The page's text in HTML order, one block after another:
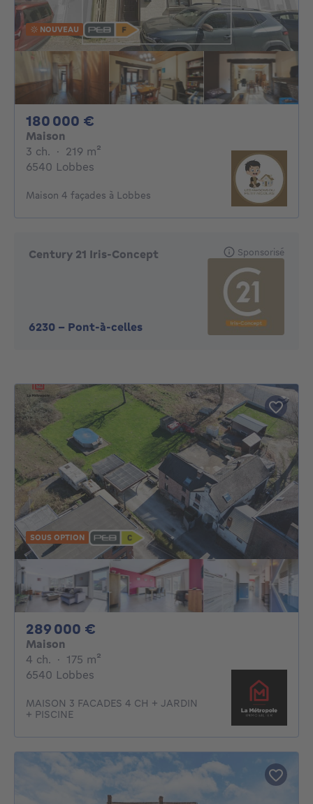
NOUVEAU
180 000 €
Maison
3 ch. 3 chambres
· 219 m²
6540 Lobbes
Maison 4 façades à Lobbes
Century 21 Iris-Concept
6230 - Pont-à-celles
Sponsorisé
SOUS OPTION
289 000 €
Maison
4 ch. 4 chambres
· 175 m²
6540 Lobbes
MAISON 3 FACADES 4 CH + JARDIN
+ PISCINE